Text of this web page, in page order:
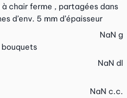
à chair ferme , partagées dans
d’env. 5 mm d’épaisseur
NaN g
NaN dl
NaN c.c.